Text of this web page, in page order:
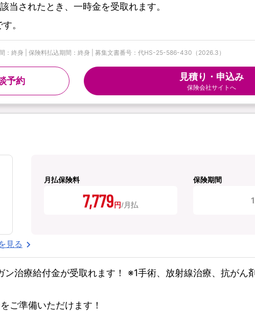
当されたとき、一時金を受取れます。
。
：終身 | 保険料払込期間：終身 | 募集文書番号：代HS-25-586-430（2026.3）
予約 見積り・申込み
保険会社サイトへ
月払保険料
7,779円
保険期間
見る
治療給付金が受取れます！ ※1手術、放射線治療、抗がん
ご準備いただけます！